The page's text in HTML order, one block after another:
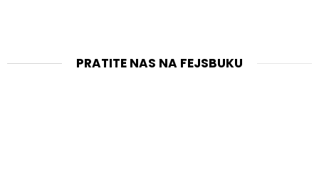
PRATITE NAS NA FEJSBUKU